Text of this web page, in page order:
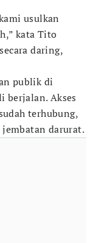
usulkan
kata Tito
daring,
publik di
berjalan. Akses
terhubung,
jembatan darurat.